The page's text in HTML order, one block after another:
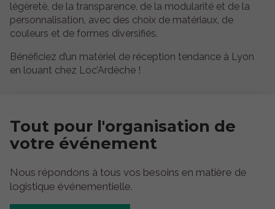
légèreté, de la transparence, de la modularité et de la
personnalisation, avec des choix de matériaux, de
couleurs et de formes diversifiés.
Bénéficiez d’un matériel de réception tendance à Lyon
en louant chez Loc’Ardèche !
Tout pour l'organisation de
votre événement
Nous répondons à tous vos besoins en matière de
logistique événementielle.